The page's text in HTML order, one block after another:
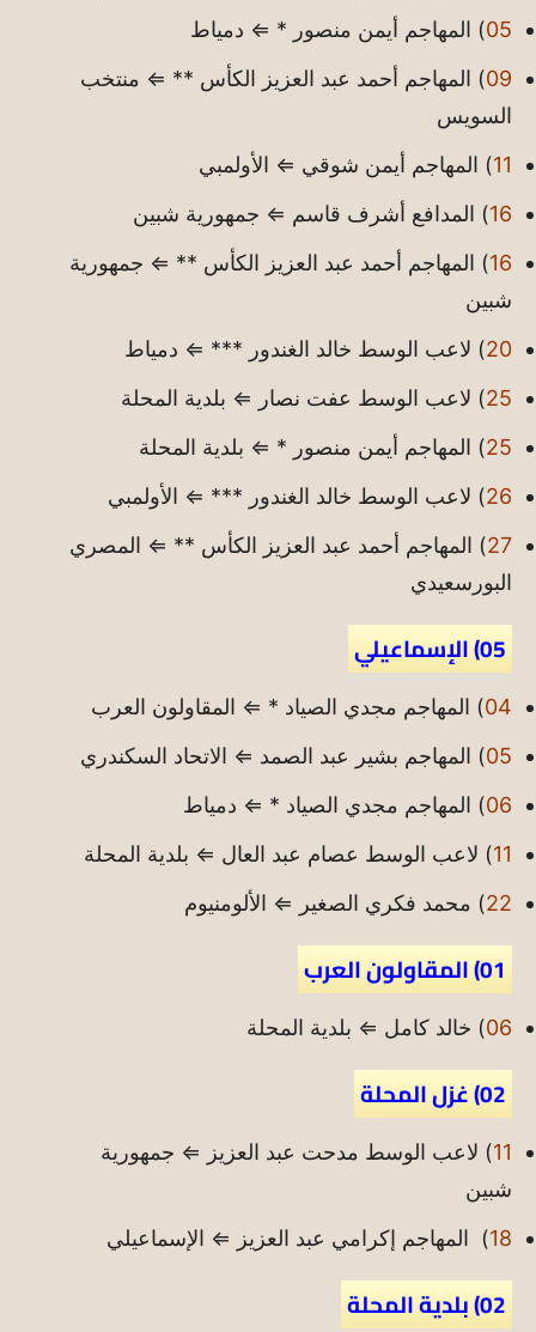
05) المهاجم أيمن منصور * ⇐ دمياط
09) المهاجم أحمد عبد العزيز الكأس ** ⇐ منتخب
السويس
11) المهاجم أيمن شوقي ⇐ الأولمبي
16) المدافع أشرف قاسم ⇐ جمهورية شبين
16) المهاجم أحمد عبد العزيز الكأس ** ⇐ جمهورية
شبين
20) لاعب الوسط خالد الغندور *** ⇐ دمياط
25) لاعب الوسط عفت نصار ⇐ بلدية المحلة
25) المهاجم أيمن منصور * ⇐ بلدية المحلة
26) لاعب الوسط خالد الغندور *** ⇐ الأولمبي
27) المهاجم أحمد عبد العزيز الكأس ** ⇐ المصري
البورسعيدي
05) الإسماعيلي
04) المهاجم مجدي الصياد * ⇐ المقاولون العرب
05) المهاجم بشير عبد الصمد ⇐ الاتحاد السكندري
06) المهاجم مجدي الصياد * ⇐ دمياط
11) لاعب الوسط عصام عبد العال ⇐ بلدية المحلة
22) محمد فكري الصغير ⇐ الألومنيوم
01) المقاولون العرب
06) خالد كامل ⇐ بلدية المحلة
02) غزل المحلة
11) لاعب الوسط مدحت عبد العزيز ⇐ جمهورية
شبين
18) المهاجم إكرامي عبد العزيز ⇐ الإسماعيلي
02) بلدية المحلة